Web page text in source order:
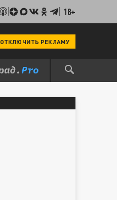
18+
ОТКЛЮЧИТЬ РЕКЛАМУ